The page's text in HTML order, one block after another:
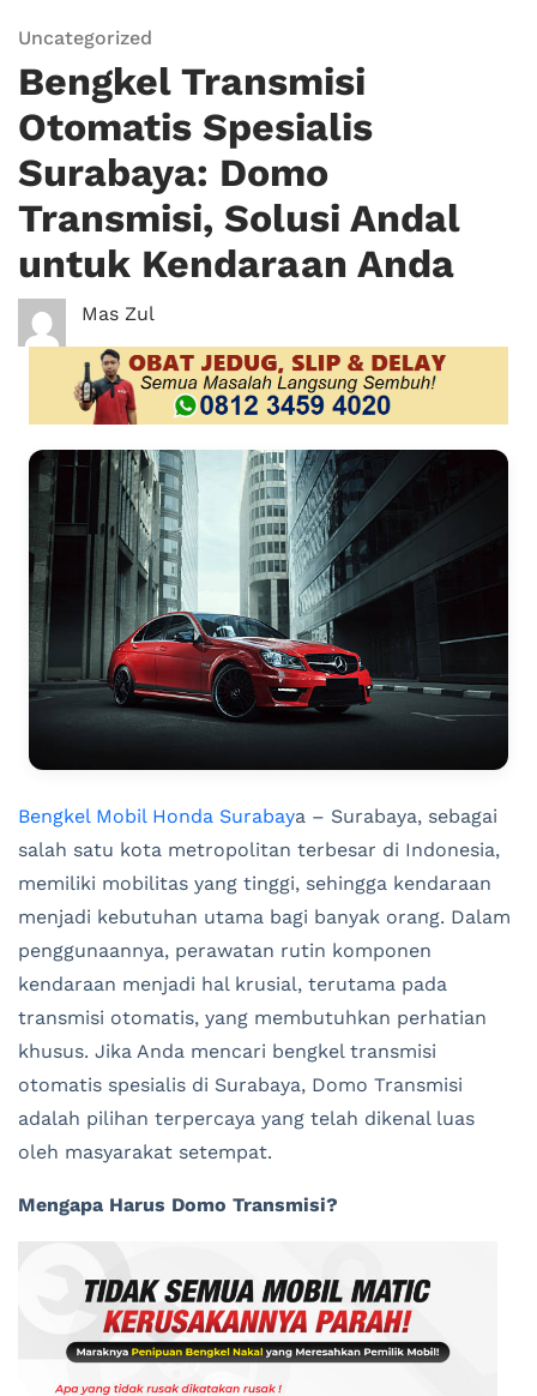
Uncategorized
Bengkel Transmisi
Otomatis Spesialis
Surabaya: Domo
Transmisi, Solusi Andal
untuk Kendaraan Anda
Mas Zul
Bengkel Mobil Honda Surabaya – Surabaya, sebagai
salah satu kota metropolitan terbesar di Indonesia,
memiliki mobilitas yang tinggi, sehingga kendaraan
menjadi kebutuhan utama bagi banyak orang. Dalam
penggunaannya, perawatan rutin komponen
kendaraan menjadi hal krusial, terutama pada
transmisi otomatis, yang membutuhkan perhatian
khusus. Jika Anda mencari bengkel transmisi
otomatis spesialis di Surabaya, Domo Transmisi
adalah pilihan terpercaya yang telah dikenal luas
oleh masyarakat setempat.
Mengapa Harus Domo Transmisi?